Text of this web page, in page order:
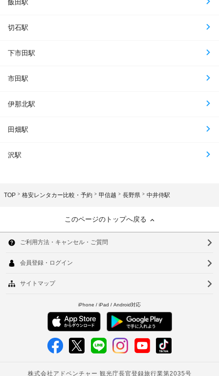
飯田駅
切石駅
下市田駅
市田駅
伊那北駅
田畑駅
沢駅
TOP 格安レンタカー比較・予約 甲信越 長野県 中井侍駅
このページのトップへ戻る